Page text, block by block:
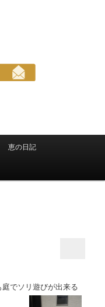
恵の日記
でソリ遊びが出来る